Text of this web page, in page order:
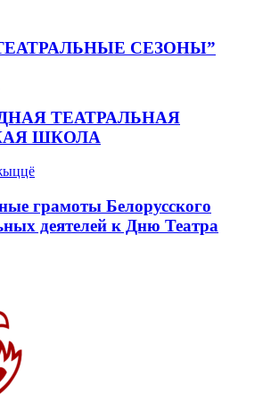
СЕЗОНЫ”
ТЕАТРАЛЬНАЯ
ШКОЛА
грамоты Белорусского
деятелей к Дню Театра